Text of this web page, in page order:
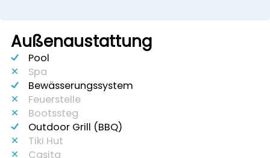
Außenaustattung
Pool
Spa
Bewässerungssystem
Feuerstelle
Bootssteg
Outdoor Grill (BBQ)
Tiki Hut
Casita